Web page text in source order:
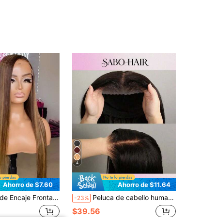
Ahorro de $7.60
Lacia, 13X4 13x6, con Cabello de Bebé, Perfecta para Uso Diario, Apariencia Natural, Línea de Cabello Natural, Suave, para Mujeres, Cabello Largo de Moda, Mezcla de Cabello Brasileño
4
Ahorro de $11.64
-23% Peluca de cabello humano mezclado sin pegamento, pre-depilada, pre-cortada, color natural, recta 1B, peluca frontal de encaje para mujeres, color negro, 5X5, lista para usar, sin pegamento, cabello natural, 26 pulgadas
$39.56